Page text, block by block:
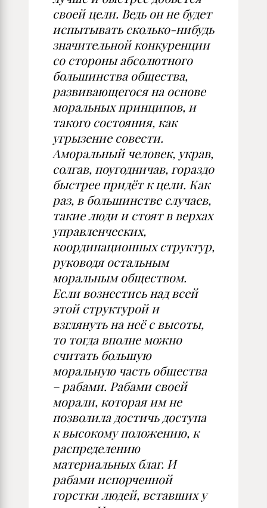
своей цели. Ведь он не будет
испытывать сколько-нибудь
значительной конкуренции
со стороны абсолютного
большинства общества,
развивающегося на основе
моральных принципов, и
такого состояния, как
угрызение совести.
Аморальный человек, украв,
солгав, поугодничав, гораздо
быстрее придёт к цели. Как
раз, в большинстве случаев,
такие люди и стоят в верхах
управленческих,
координационных структур,
руководя остальным
моральным обществом.
Если вознестись над всей
этой структурой и
взглянуть на неё с высоты,
то тогда вполне можно
считать большую
моральную часть общества
– рабами. Рабами своей
морали, которая им не
позволила достичь доступа
к высокому положению, к
распределению
материальных благ. И
рабами испорченной
горстки людей, вставших у